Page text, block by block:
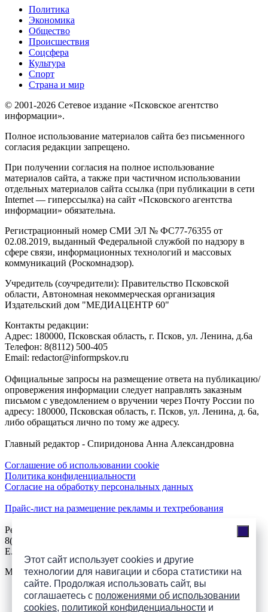
Этот сайт использует cookies и другие
технологии для навигации и сбора статистики на
сайте. Продолжая использовать сайт, вы
соглашаетесь с положениями об использовании
cookies, политикой конфиденциальности и
Политика
Экономика
Общество
Происшествия
Соцсфера
Культура
Спорт
Страна и мир
© 2001-2026 Сетевое издание «Псковское агентство
информации».
Полное использование материалов сайта без письменного
согласия редакции запрещено.
При получении согласия на полное использование
материалов сайта, а также при частичном использовании
отдельных материалов сайта ссылка (при публикации в сети
Internet — гиперссылка) на сайт «Псковского агентства
информации» обязательна.
Регистрационный номер СМИ ЭЛ № ФС77-76355 от
02.08.2019, выданный Федеральной службой по надзору в
сфере связи, информационных технологий и массовых
коммуникаций (Роскомнадзор).
Учредитель (соучредители): Правительство Псковской
области, Автономная некоммерческая организация
Издательский дом "МЕДИАЦЕНТР 60"
Контакты редакции:
Адреc: 180000, Псковская область, г. Псков, ул. Ленина, д.6а
Телефон: 8(8112) 500-405
Email: redactor@informpskov.ru
Официальные запросы на размещение ответа на публикацию/
опровержения информации следует направлять заказным
письмом с уведомлением о вручении через Почту России по
адресу: 180000, Псковская область, г. Псков, ул. Ленина, д. 6а,
либо обращаться лично по тому же адресу.
Главный редактор - Спиридонова Анна Александровна
Соглашение об использовании cookie
Политика конфиденциальности
Согласие на обработку персональных данных
Прайс-лист на размещение рекламы и техтребования
Реклама на сайте
8(921)508-52-62, телефон 8(8112) 500-131
E.Sezeikina@mhpsk.ru
Меню
Слушать радио «7 небо» онлайн